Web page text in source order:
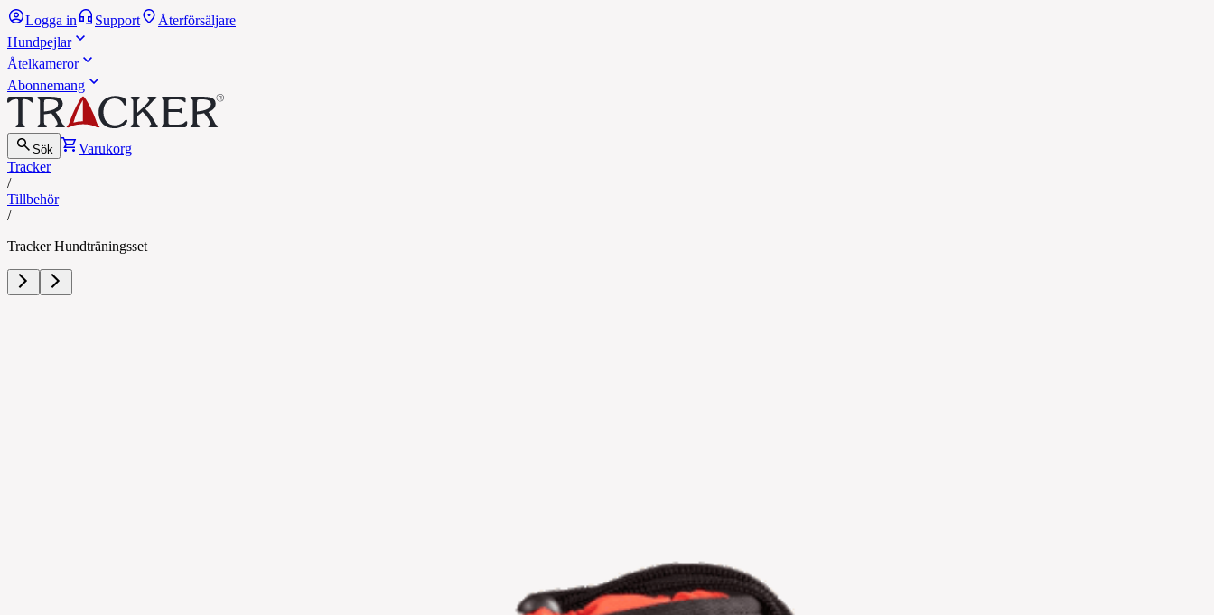
Logga in Support
Återförsäljare
Hundpejlar
Åtelkameror
Abonnemang
Sök
Varukorg
Tracker
/
Tillbehör
/
Tracker Hundträningsset